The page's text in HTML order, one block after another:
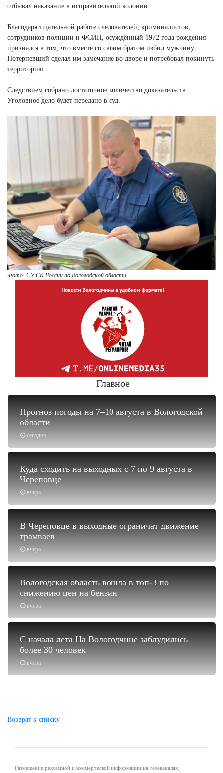
отбывал наказание в исправительной колонии.
Благодаря тщательной работе следователей, криминалистов,
сотрудников полиции и ФСИН, осуждённый 1972 года рождения
признался в том, что вместе со своим братом избил мужчину.
Потерпевший сделал им замечание во дворе и потребовал покинуть
территорию.
Следствием собрано достаточное количество доказательств.
Уголовное дело будет передано в суд.
Фото: СУ СК России по Вологодской области
Главное
сегодня
Прогноз погоды на 7–10 августа в Вологодской
области
вчера
Куда сходить на выходных с 7 по 9 августа в
Череповце
вчера
В Череповце в выходные ограничат движение
трамваев
вчера
Вологодская область вошла в топ-3 по
снижению цен на бензин
вчера
С начала лета На Вологодчине заблудились
более 30 человек
Возврат к списку
Размещение рекламной и коммерческой информации на телеканалах,